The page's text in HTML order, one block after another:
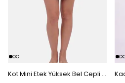
Kot Mini Etek Yüksek Bel Cepli Denim Etek Kadın Mini Etek - Açık Mavi